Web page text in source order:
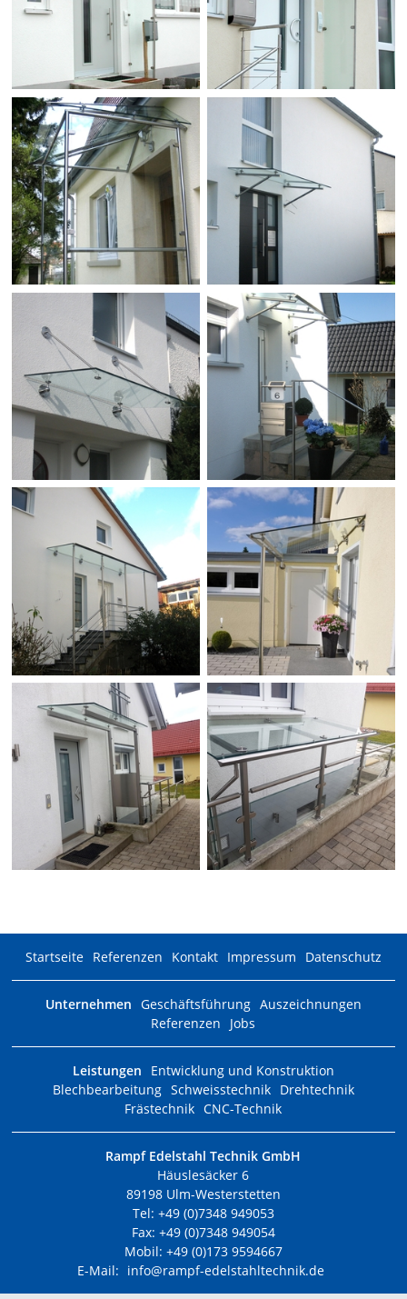
Startseite Referenzen Kontakt Impressum Datenschutz
Unternehmen Geschäftsführung Auszeichnungen
Referenzen
Jobs
Leistungen
Entwicklung und Konstruktion
Blechbearbeitung Schweisstechnik Drehtechnik
Frästechnik CNC-Technik
Rampf Edelstahl Technik GmbH
Häuslesäcker 6
89198 Ulm-Westerstetten
Tel: +49 (0)7348 949053
Fax: +49 (0)7348 949054
Mobil: +49 (0)173 9594667
E-Mail: info@rampf-edelstahltechnik.de